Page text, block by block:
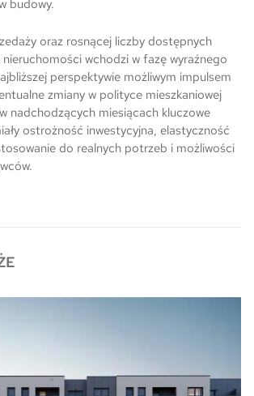
budowy.
oraz rosnącej liczby dostępnych
nieruchomości wchodzi w fazę wyraźnego
perspektywie możliwym impulsem
zmiany w polityce mieszkaniowej
nadchodzących miesiącach kluczowe
ostrożność inwestycyjna, elastyczność
do realnych potrzeb i możliwości